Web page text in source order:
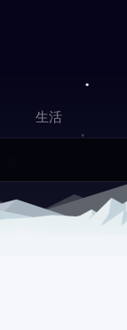
生活